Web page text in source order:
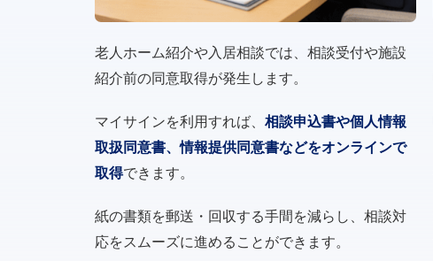
老人ホーム紹介や入居相談では、相談受付や施設
紹介前の同意取得が発生します。
マイサインを利用すれば、 相談申込書や個人情報
取扱同意書、情報提供同意書などをオンラインで
取得できます。
紙の書類を郵送・回収する手間を減らし、相談対
応をスムーズに進めることができます。